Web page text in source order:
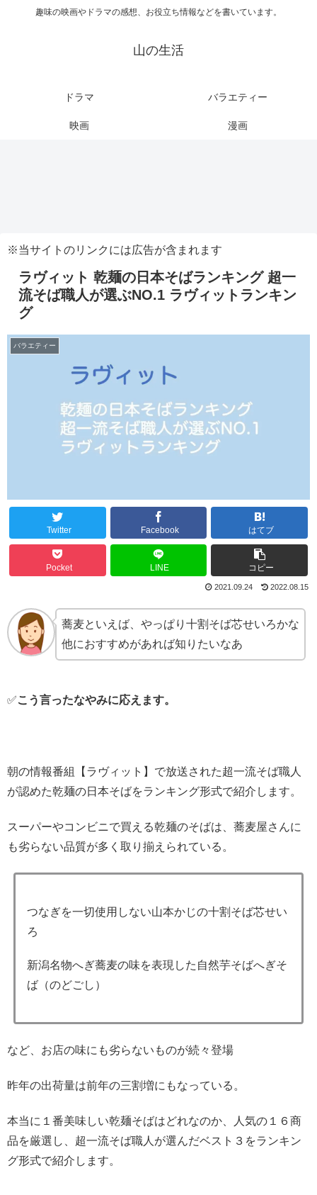
趣味の映画やドラマの感想、お役立ち情報などを書いています。
山の生活
ドラマ バラエティー
映画 漫画
※当サイトのリンクには広告が含まれます
ラヴィット 乾麺の日本そばランキング 超一
流そば職人が選ぶNO.1 ラヴィットランキン
グ
バラエティー
Twitter Facebook はてブ
Pocket LINE コピー
2022.08.15
2021.09.24
蕎麦といえば、やっぱり十割そば芯せいろかな
他におすすめがあれば知りたいなあ
✅こう言ったなやみに応えます。
朝の情報番組【ラヴィット】で放送された超一流そば職人
が認めた乾麺の日本そばをランキング形式で紹介します。
スーパーやコンビニで買える乾麺のそばは、蕎麦屋さんに
も劣らない品質が多く取り揃えられている。
つなぎを一切使用しない山本かじの十割そば芯せい
ろ
新潟名物へぎ蕎麦の味を表現した自然芋そばへぎそ
ば（のどごし）
など、お店の味にも劣らないものが続々登場
昨年の出荷量は前年の三割増にもなっている。
本当に１番美味しい乾麺そばはどれなのか、人気の１６商
品を厳選し、超一流そば職人が選んだベスト３をランキン
グ形式で紹介します。